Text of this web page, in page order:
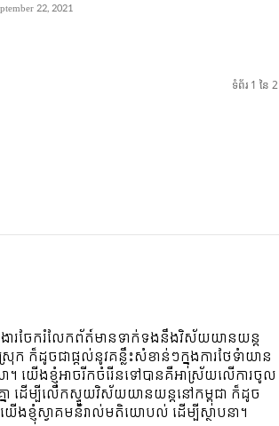
22, 2021
ទំព័រ 1 នៃ 2
ងារចែករំលែកព័ត៍មានទាក់ទងនឹងវិស័យយានយន្ត
ក ក៏ដូចជាផ្តល់នូវគន្លឹះសំខាន់ៗក្នុងការថែទំាយាន
ា។ យើងខ្ញុំអាចរីកចំរើនទៅបានគឺអាស្រ័យលើការចូល
ា ដើម្បីលើកស្ទួយវិស័យយានយន្តនៅកម្ពុជា ក៏ដូច
យើងខ្ញុំស្វាគមន៌រាល់មតិយោបល់ ដើម្បីស្ថាបនា។